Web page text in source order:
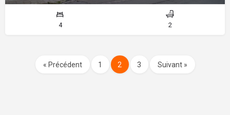
4 2
« Précédent 1 2 3 Suivant »